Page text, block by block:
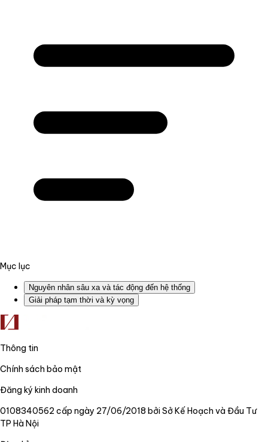
Mục lục
Nguyên nhân sâu xa và tác động đến hệ thống
Giải pháp tạm thời và kỳ vọng
Thông tin
Chính sách bảo mật
Đăng ký kinh doanh
0108340562 cấp ngày 27/06/2018 bởi Sở Kế Hoạch và Đầu Tư
TP Hà Nội